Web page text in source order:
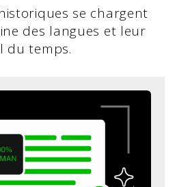
se chargent
des langues et leur
du temps.